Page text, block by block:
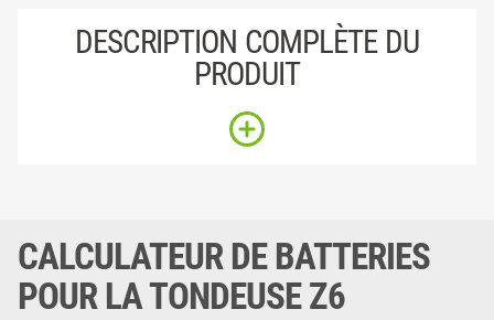
DESCRIPTION COMPLÈTE DU
PRODUIT
CALCULATEUR DE BATTERIES
POUR LA TONDEUSE Z6